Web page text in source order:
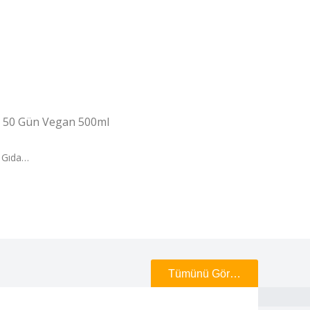
Gün Vegan 500ml
Tümünü Gör…